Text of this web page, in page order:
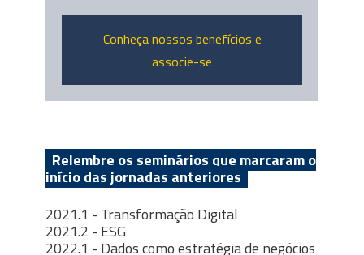
Conheça nossos benefícios e
associe-se
Relembre os seminários que marcaram o
início das jornadas anteriores
2021.1 - Transformação Digital
2021.2 - ESG
2022.1 - Dados como estratégia de negócios